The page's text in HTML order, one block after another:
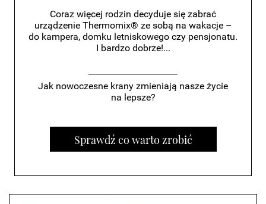
Coraz więcej rodzin decyduje się zabrać
urządzenie Thermomix® ze sobą na wakacje –
do kampera, domku letniskowego czy pensjonatu.
I bardzo dobrze!...
Jak nowoczesne krany zmieniają nasze życie
na lepsze?
Sprawdź co warto zrobić